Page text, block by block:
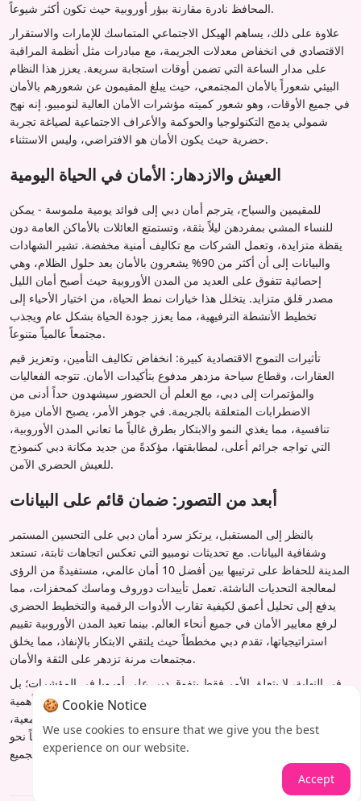
المحافظ نادرة مقارنة ببؤر أوروبية حيث تكون أكثر شيوعاً.
علاوة على ذلك، يساهم الهيكل الاجتماعي المتماسك للإمارات والاستقرار
الاقتصادي في انخفاض معدلات الجريمة، مع مبادرات مثل أنظمة المراقبة
على مدار الساعة التي تضمن أوقات استجابة سريعة. يعزز هذا النظام
البيئي شعوراً بالأمان المجتمعي، حيث يبلغ المقيمون عن شعورهم بالأمان
في جميع الأوقات، وهو شعور كميته مؤشرات الأمان العالية لنومبيو. إنه نهج
شمولي يدمج التكنولوجيا والحوكمة والأعراف الاجتماعية لصياغة تجربة
حضرية حيث يكون الأمان هو الافتراضي، وليس الاستثناء.
العيش والازدهار: الأمان في الحياة اليومية
للمقيمين والسياح، يترجم أمان دبي إلى فوائد يومية ملموسة - يمكن
للنساء المشي بمفردهن ليلاً بثقة، وتستمتع العائلات بالأماكن العامة دون
يقظة متزايدة، وتعمل الشركات مع تكاليف أمنية مخفضة. تشير الشهادات
والبيانات إلى أن أكثر من 90% يشعرون بالأمان بعد حلول الظلام، وهي
إحصائية تتفوق على العديد من المدن الأوروبية حيث أصبح أمان الليل
مصدر قلق متزايد. يتخلل هذا خيارات نمط الحياة، من اختيار الأحياء إلى
تخطيط الأنشطة الترفيهية، مما يعزز جودة الحياة بشكل عام ويجذب
مجتمعاً عالمياً متنوعاً.
تأثيرات التموج الاقتصادية كبيرة: انخفاض تكاليف التأمين، وتعزيز قيم
العقارات، وقطاع سياحة مزدهر مدفوع بتأكيدات الأمان. تتوجه الفعاليات
والمؤتمرات إلى دبي، مع العلم أن الحضور سيشهدون حداً أدنى من
الاضطرابات المتعلقة بالجريمة. في جوهر الأمر، يصبح الأمان ميزة
تنافسية، مما يغذي النمو والابتكار بطرق غالباً ما تعاني المدن الأوروبية،
التي تواجه جرائم أعلى، لمطابقتها، مؤكدةً من جديد مكانة دبي كنموذج
للعيش الحضري الآمن.
أبعد من التصور: ضمان قائم على البيانات
بالنظر إلى المستقبل، يرتكز سرد أمان دبي على التحسين المستمر
وشفافية البيانات. مع تحديثات نومبيو التي تعكس اتجاهات ثابتة، تستعد
المدينة للحفاظ على ترتيبها بين أفضل 10 أمان عالمي، مستفيدةً من الرؤى
لمعالجة التحديات الناشئة. تعمل تأييدات دوروف وماسك كمحفزات، مما
يدفع إلى تحليل أعمق لكيفية تقارب الأدوات الرقمية والتخطيط الحضري
لرفع معايير الأمان في جميع أنحاء العالم. بينما تعيد المدن الأوروبية تقييم
استراتيجياتها، تقدم دبي مخططاً حيث يلتقي الابتكار بالإنفاذ، مما يخلق
مجتمعات مرنة تزدهر على الثقة والأمان.
في النهاية، لا يتعلق الأمر فقط بتفوق دبي على أوروبا في المؤشرات؛ بل
يتعلق بإعادة تعريف التميز الحضري في عصر حيث يكون الأمان ذا أهمية
قصوى. تظهر رحلة دبي أنه مع السياسات الصحيحة والمشاركة المجتمعية،
يمكن للمدن تحويل الأمان من أمل إلى ضمان، مما يلهم تحولاً عالمياً نحو
بيئات أكثر أماناً وملاءمة للعيش للجميع.
🍪 Cookie Notice
We use cookies to ensure that we give you the best
experience on our website.
Accept